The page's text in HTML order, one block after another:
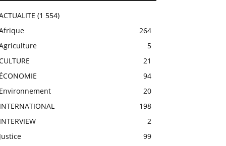
(1 554)
264
5
21
ÉCONOMIE
94
Environnement
20
INTERNATIONAL
198
INTERVIEW
2
Justice
99